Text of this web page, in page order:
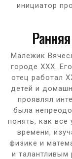
инициатор
Малежик
городе XXX.
отец работал
детей и
проявлял
была
понять, как все
времени,
физике и
и